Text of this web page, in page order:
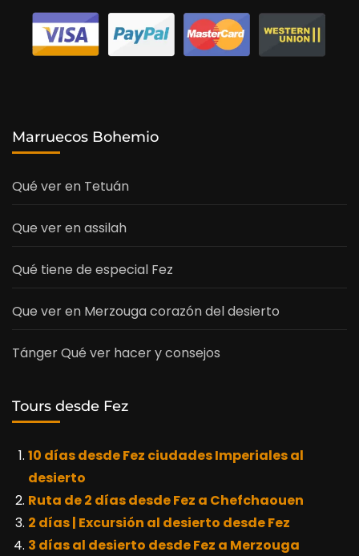
Marruecos Bohemio
Qué ver en Tetuán
Que ver en assilah
Qué tiene de especial Fez
Que ver en Merzouga corazón del desierto
Tánger Qué ver hacer y consejos
Tours desde Fez
10 días desde Fez ciudades Imperiales al
desierto
Ruta de 2 días desde Fez a Chefchaouen
2 días | Excursión al desierto desde Fez
3 días al desierto desde Fez a Merzouga